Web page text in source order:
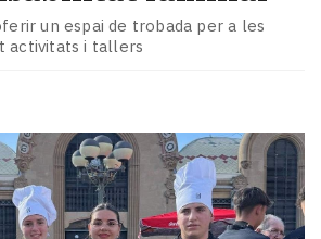
un espai de trobada per a les
activitats i tallers